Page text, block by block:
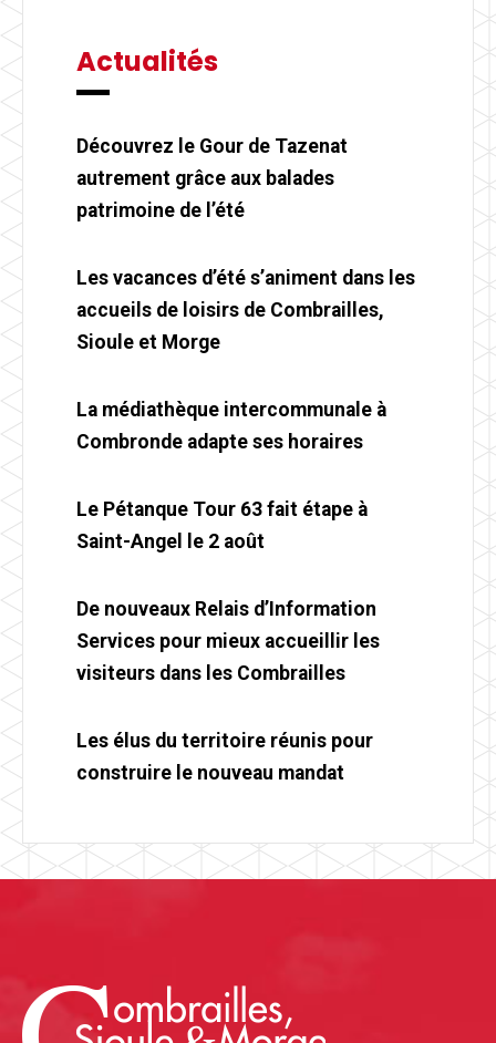
Actualités
Découvrez le Gour de Tazenat
autrement grâce aux balades
patrimoine de l’été
Les vacances d’été s’animent dans les
accueils de loisirs de Combrailles,
Sioule et Morge
La médiathèque intercommunale à
Combronde adapte ses horaires
Le Pétanque Tour 63 fait étape à
Saint-Angel le 2 août
De nouveaux Relais d’Information
Services pour mieux accueillir les
visiteurs dans les Combrailles
Les élus du territoire réunis pour
construire le nouveau mandat